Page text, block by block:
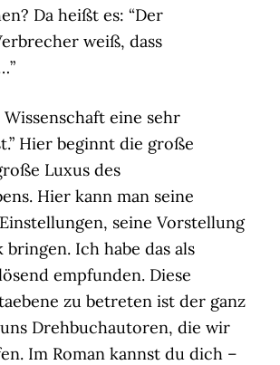
Da heißt es: “Der
weiß, dass
Wissenschaft eine sehr
Hier beginnt die große
Luxus des
Hier kann man seine
seine Vorstellung
bringen. Ich habe das als
empfunden. Diese
zu betreten ist der ganz
Drehbuchautoren, die wir
Im Roman kannst du dich –